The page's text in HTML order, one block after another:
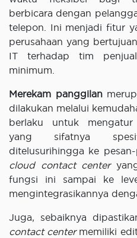
berbicara dengan
telepon. Ini menjadi fitur
perusahaan yang
IT terhadap tim
minimum.
Merekam panggilan
dilakukan melalui
berlaku untuk mengatur
yang sifatnya
ditelusurihingga ke pesan-
cloud contact center
fungsi ini sampai ke
mengintegrasikannya
Juga, sebaiknya
contact centermemiliki